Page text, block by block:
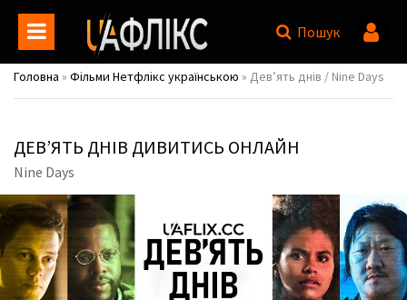
Пошук
Головна » Фільми Нетфлікс українською » Дев’ять днів / Nine Days
ДЕВ’ЯТЬ ДНІВ ДИВИТИСЬ ОНЛАЙН
Nine Days